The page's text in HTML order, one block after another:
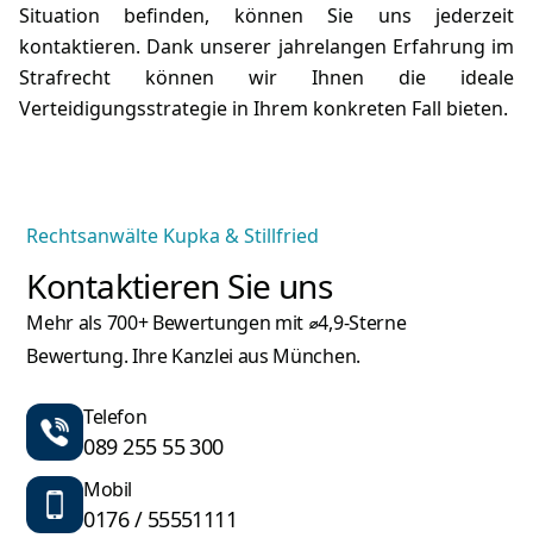
Situation befinden, können Sie uns jederzeit
kontaktieren. Dank unserer jahrelangen Erfahrung im
Strafrecht können wir Ihnen die ideale
Verteidigungsstrategie in Ihrem konkreten Fall bieten.
Rechtsanwälte Kupka & Stillfried
Kontaktieren Sie uns
Mehr als 700+ Bewertungen mit ⌀4,9-Sterne
Bewertung. Ihre Kanzlei aus München.
Telefon
089 255 55 300
Mobil
0176 / 55551111